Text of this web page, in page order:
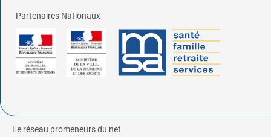
Partenaires Nationaux
Le réseau promeneurs du net